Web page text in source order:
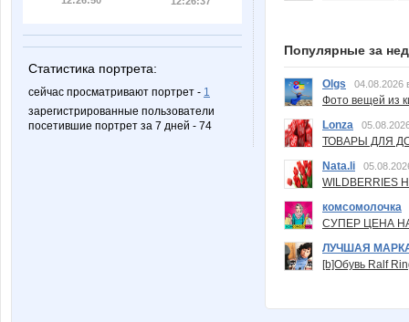
Статистика портрета:
сейчас просматривают портрет - 1
зарегистрированные пользователи
посетившие портрет за 7 дней - 74
Популярные за
Olgs 04.08.2026
Фото вещей из
Lonza
ТОВАРЫ ДЛЯ
Nata.li
комсомолочка
СУПЕР ЦЕНА
ЛУЧШАЯ
[b]Обувь Ralf